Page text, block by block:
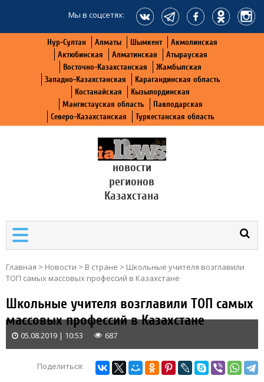
Мы в соцсетях:
Нур-Султан Алматы Шымкент
Акмолинская
Актюбинская
Алматинская
Атырауская
Восточно-Казахстанская
Жамбылская
Западно-Казахстанская
Карагандинская область
Костанайская
Кызылординская
Мангистауская область
Павлодарская
Северо-Казахстанская
Туркестанская область
новости
регионов
Казахстана
Главная > Новости > В стране > Школьные учителя возглавили
ТОП самых массовых профессий в Казахстане
Школьные учителя возглавили ТОП самых
массовых профессий в Казахстане
05.08.2019 | 10:53 687
Поделиться: